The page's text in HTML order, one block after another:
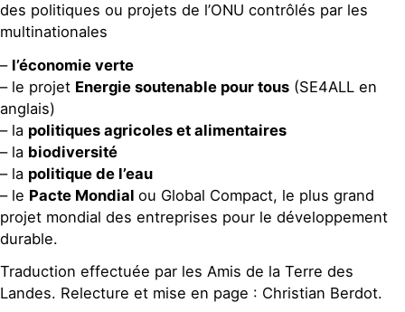
des politiques ou projets de l’ONU contrôlés par les
multinationales
– l’économie verte
– le projet Energie soutenable pour tous (SE4ALL en
anglais)
– la politiques agricoles et alimentaires
– la biodiversité
– la politique de l’eau
– le Pacte Mondial ou Global Compact, le plus grand
projet mondial des entreprises pour le développement
durable.
Traduction effectuée par les Amis de la Terre des
Landes. Relecture et mise en page : Christian Berdot.